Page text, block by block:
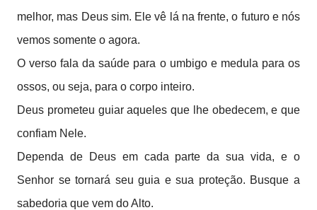
melhor, mas Deus sim. Ele vê lá na frente, o futuro e nós
vemos somente o agora.
O verso fala da saúde para o umbigo e medula para os
ossos, ou seja, para o corpo inteiro.
Deus prometeu guiar aqueles que lhe obedecem, e que
confiam Nele.
Dependa de Deus em cada parte da sua vida, e o
Senhor se tornará seu guia e sua proteção. Busque a
sabedoria que vem do Alto.